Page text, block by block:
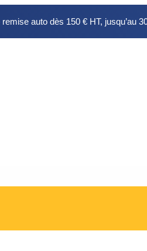
auto dès 150 € HT, jusqu’au